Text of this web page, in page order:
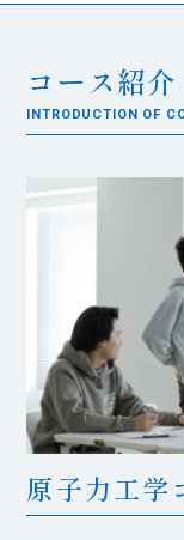
コース紹介
INTRODUCTION OF
原子力工学